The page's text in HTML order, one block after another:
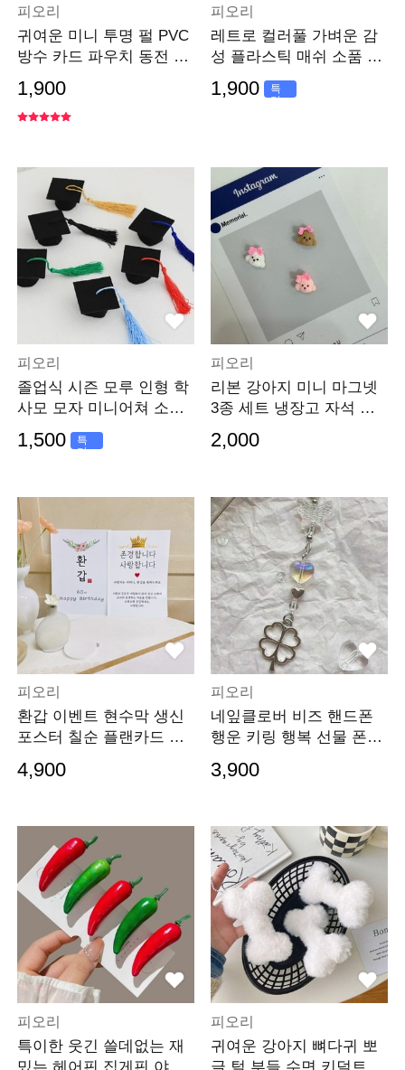
피오리
귀여운 미니 투명 펄 PVC
방수 카드 파우치 동전 지
1,900
피오리
레트로 컬러풀 가벼운 감
성 플라스틱 매쉬 소품 수
납 바스켓 바구니
1,900
특
가
피오리
졸업식 시즌 모루 인형 학
사모 모자 미니어쳐 소품
꾸미기 선물포장
1,500
특
가
피오리
리본 강아지 미니 마그넷
3종 세트 냉장고 자석 메
2,000
피오리
환갑 이벤트 현수막 생신
포스터 칠순 플랜카드 생
4,900
피오리
네잎클로버 비즈 핸드폰
행운 키링 행복 선물 폰꾸
3,900
피오리
특이한 웃긴 쓸데없는 재
밌는 헤어핀 집게핀 야채
피오리
귀여운 강아지 뼈다귀 뽀
글 털 부들 수면 키덜트 열